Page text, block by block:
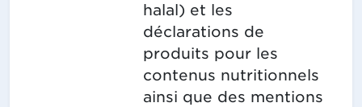
halal) et les
déclarations de
produits pour les
contenus nutritionnels
ainsi que des mentions